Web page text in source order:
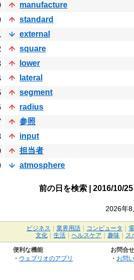
manufacture
standard
external
square
lower
lateral
segment
radius
参照
input
担当者
atmosphere
前の日を検索 | 2016/10/25 |
2026年
ビジネス 業界用語 コンピュータ
文化
生活 ヘルスケア 趣味 ス
便利な機能
・ ウェブリオのアプリ
お問合
・ お問